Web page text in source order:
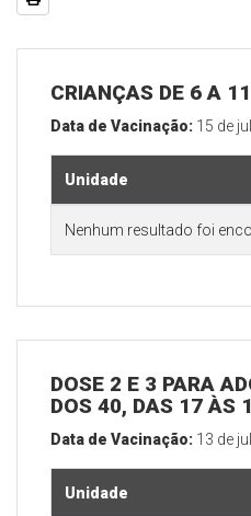
CRIANÇAS DE 6 A
Data de Vacinação: 15 de
Unidade
Nenhum resultado foi
DOSE 2 E 3 PARA
DOS 40, DAS 17 ÀS
Data de Vacinação: 13 de
Unidade